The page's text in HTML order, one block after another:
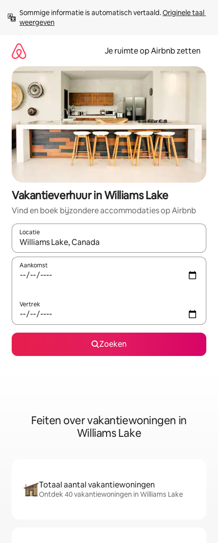
direct
naar
Sommige informatie is automatisch vertaald. Originele taal
weergeven
Je ruimte op Airbnb zetten
Vakantieverhuur in Williams Lake
Vind en boek bijzondere accommodaties op Airbnb
Locatie
Wanneer er suggesties beschikbaar zijn, maak je een keuze
Aankomst
Vertrek
Zoeken
Feiten over vakantiewoningen in
Williams Lake
Totaal aantal vakantiewoningen
Ontdek 40 vakantiewoningen in Williams Lake